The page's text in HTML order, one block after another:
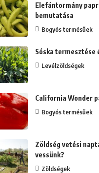
Elefántormány
bemutatása
Bogyós termésűek
Sóska termesztése
Levélzöldségek
California Wonder
Bogyós termésűek
Zöldség vetési
vessünk?
Zöldségek